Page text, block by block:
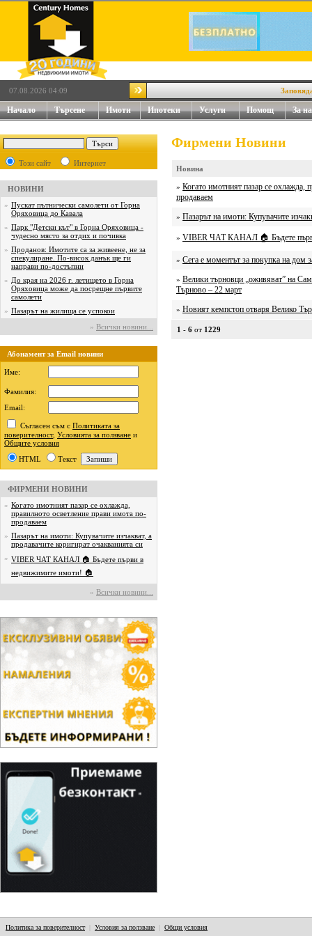
07.08.2026 04:09
Начало Търсене Имоти Ипотеки Услуги Помощ За
Този сайт Интернет
НОВИНИ
» Пускат пътнически самолети от Горна
Оряховица до Кавала
» Парк "Детски кът" в Горна Оряховица -
чудесно място за отдих и почивка
» Проданов: Имотите са за живеене, не за
спекулиране. По-висок данък ще ги
направи по-достъпни
» До края на 2026 г. летището в Горна
Оряховица може да посрещне първите
самолети
» Пазарът на жилища се успокои
» Всички новини...
Абонамент за Email новини
Име:
Фамилия:
Email:
Съгласен съм с Политиката за
поверителност, Условията за ползване и
Общите условия
HTML
Текст
ФИРМЕНИ НОВИНИ
» Когато имотният пазар се охлажда,
правилното осветление прави имота по-
продаваем
» Пазарът на имоти: Купувачите изчакват, а
продавачите коригират очакванията си
» VIBER ЧАТ КАНАЛ 🏠 Бъдете първи в
недвижимите имоти! 🏠
» Всички новини...
Фирмени Новини
Новина
» Когато имотният пазар се охлажда,
продаваем
» Пазарът на имоти: Купувачите
» VIBER ЧАТ КАНАЛ 🏠 Бъдете
» Сега е моментът за покупка на дом
» Велики търновци „оживяват” на
Търново – 22 март
» Новият кемпстоп отваря Велико
1 - 6 от 1229
Политика за поверителност| Условия за ползване
Общи условия